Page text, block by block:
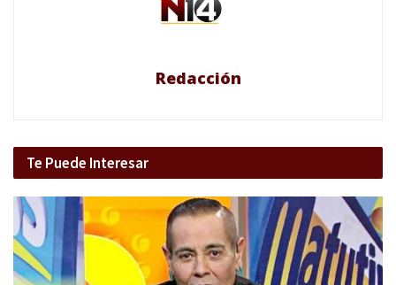
Redacción
Te Puede Interesar